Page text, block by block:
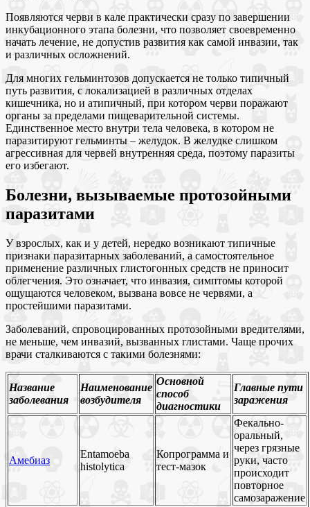
Появляются черви в кале практически сразу по завершении
инкубационного этапа болезни, что позволяет своевременно
начать лечение, не допустив развития как самой инвазии, так
и различных осложнений.
Для многих гельминтозов допускается не только типичный
путь развития, с локализацией в различных отделах
кишечника, но и атипичный, при котором черви поражают
органы за пределами пищеварительной системы.
Единственное место внутри тела человека, в котором не
паразитируют гельминты – желудок. В желудке слишком
агрессивная для червей внутренняя среда, поэтому паразиты
его избегают.
Болезни, вызываемые протозойными
паразитами
У взрослых, как и у детей, нередко возникают типичные
признаки паразитарных заболеваний, а самостоятельное
применение различных глистогонных средств не приносит
облегчения. Это означает, что инвазия, симптомы которой
ощущаются человеком, вызвана вовсе не червями, а
простейшими паразитами.
Заболеваний, спровоцированных протозойными вредителями,
не меньше, чем инвазий, вызванных глистами. Чаще прочих
врачи сталкиваются с такими болезнями:
Название
заболевания
Наименование
возбудителя
Основной
способ
диагностики
Главные пути
заражения
Амебиаз
Entamoeba
histolytica
Копрограмма и
тест-мазок
Фекально-
оральный,
через грязные
руки, часто
происходит
повторное
самозаражение